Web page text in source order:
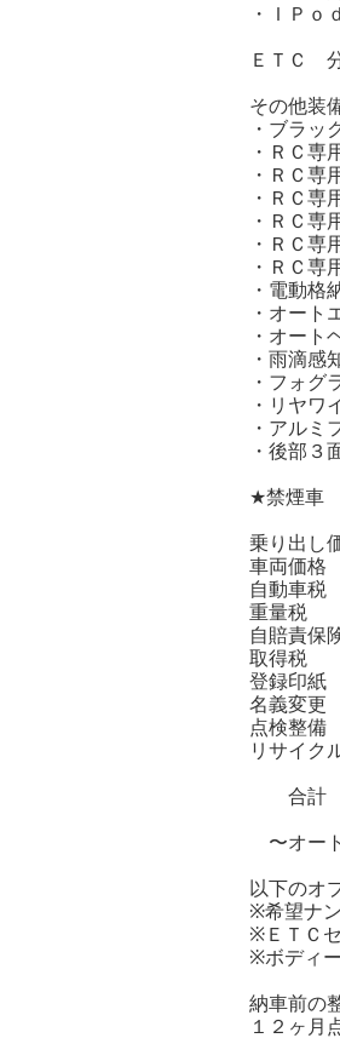
・ＩＰｏ
ＥＴＣ
その他装
・ブラッ
・ＲＣ専
・ＲＣ専
・ＲＣ専
・ＲＣ専
・ＲＣ専
・ＲＣ専
・電動格
・オート
・オート
・雨滴感
・フォグ
・リヤワ
・アルミ
・後部３
★禁煙車
乗り出し
車両価格
自動車
重量税
自賠責
取得税
登録印
名義変更
点検整備
リサイク
合計
〜オー
以下のオ
※希望ナ
※ＥＴＣ
※ボディ
納車前の
１２ヶ月